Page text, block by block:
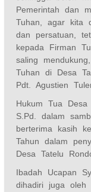
Pemerintah dan
Tuhan, agar kita
dan persatuan,
kepada Firman
saling
Tuhan di Desa
Pdt. Agustien
Hukum Tua Desa
S.Pd. dalam
berterima kasih
Tahun dalam
Desa Tatelu
Ibadah Ucapan
dihadiri juga oleh